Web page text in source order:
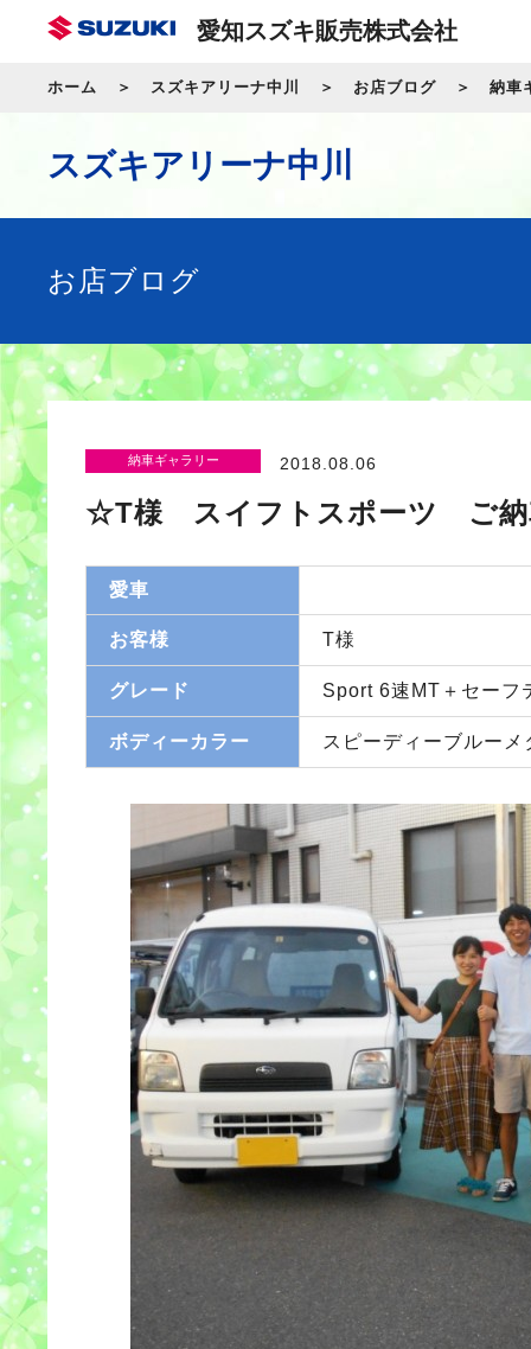
愛知スズキ販売株式会社
ホーム スズキアリーナ中川 お店ブログ 納車
スズキアリーナ中川
お店ブログ
納車ギャラリー 2018.08.06
☆T様 スイフトスポーツ ご
愛車
お客様 T様
グレード Sport 6速MT＋セーフ
ボディーカラー スピーディーブルー